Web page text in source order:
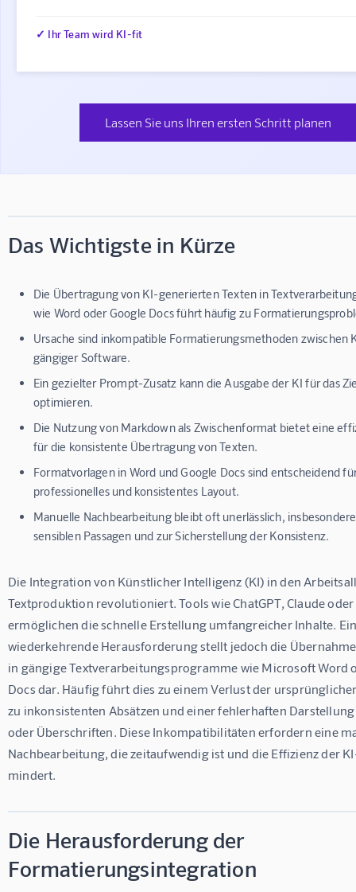
✓ Ihr Team wird KI-fit
Lassen Sie uns Ihren ersten Schritt planen
Das Wichtigste in Kürze
Die Übertragung von KI-generierten Texten in
wie Word oder Google Docs führt häufig zu
Ursache sind inkompatible Formatierungsmethoden zwischen
gängiger Software.
Ein gezielter Prompt-Zusatz kann die Ausgabe der KI für das
optimieren.
Die Nutzung von Markdown als Zwischenformat bietet eine
für die konsistente Übertragung von Texten.
Formatvorlagen in Word und Google Docs sind entscheidend
professionelles und konsistentes Layout.
Manuelle Nachbearbeitung bleibt oft unerlässlich,
sensiblen Passagen und zur Sicherstellung der Konsistenz.
Die Integration von Künstlicher Intelligenz (KI) in den
Textproduktion revolutioniert. Tools wie ChatGPT, Claude
ermöglichen die schnelle Erstellung umfangreicher Inhalte.
wiederkehrende Herausforderung stellt jedoch die
in gängige Textverarbeitungsprogramme wie Microsoft Word
Docs dar. Häufig führt dies zu einem Verlust der
zu inkonsistenten Absätzen und einer fehlerhaften
oder Überschriften. Diese Inkompatibilitäten erfordern eine
Nachbearbeitung, die zeitaufwendig ist und die Effizienz der
mindert.
Die Herausforderung der
Formatierungsintegration